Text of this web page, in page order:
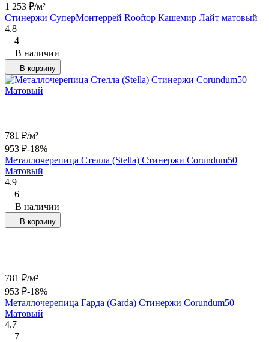
1 253 ₽/м²
Стинержи СуперМонтеррей Rooftop Кашемир Лайт матовый
4.8
4
В наличии
В корзину
781 ₽/м²
953 ₽-18%
Металлочерепица Стелла (Stella) Стинержи Corundum50
Матовый
4.9
6
В наличии
В корзину
781 ₽/м²
953 ₽-18%
Металлочерепица Гарда (Garda) Стинержи Corundum50
Матовый
4.7
7